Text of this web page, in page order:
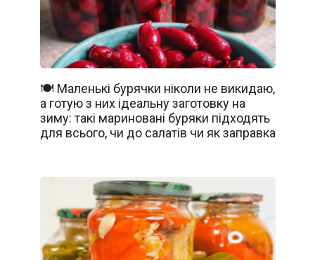
🍽️ Маленькі бурячки ніколи не викидаю,
а готую з них ідеальну заготовку на
зиму: такі мариновані буряки підходять
для всього, чи до салатів чи як заправка